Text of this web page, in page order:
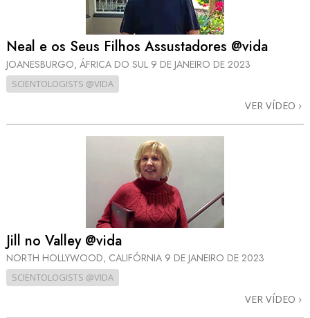
Neal e os Seus Filhos Assustadores @vida
JOANESBURGO, ÁFRICA DO SUL 9 DE JANEIRO DE 2023
SCIENTOLOGISTS @VIDA
VER VÍDEO
Jill no Valley @vida
NORTH HOLLYWOOD, CALIFÓRNIA 9 DE JANEIRO DE 2023
SCIENTOLOGISTS @VIDA
VER VÍDEO